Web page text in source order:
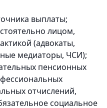
выплаты;
лицом,
(адвокаты,
медиаторы, ЧСИ);
пенсионных
отчислений,
социальное